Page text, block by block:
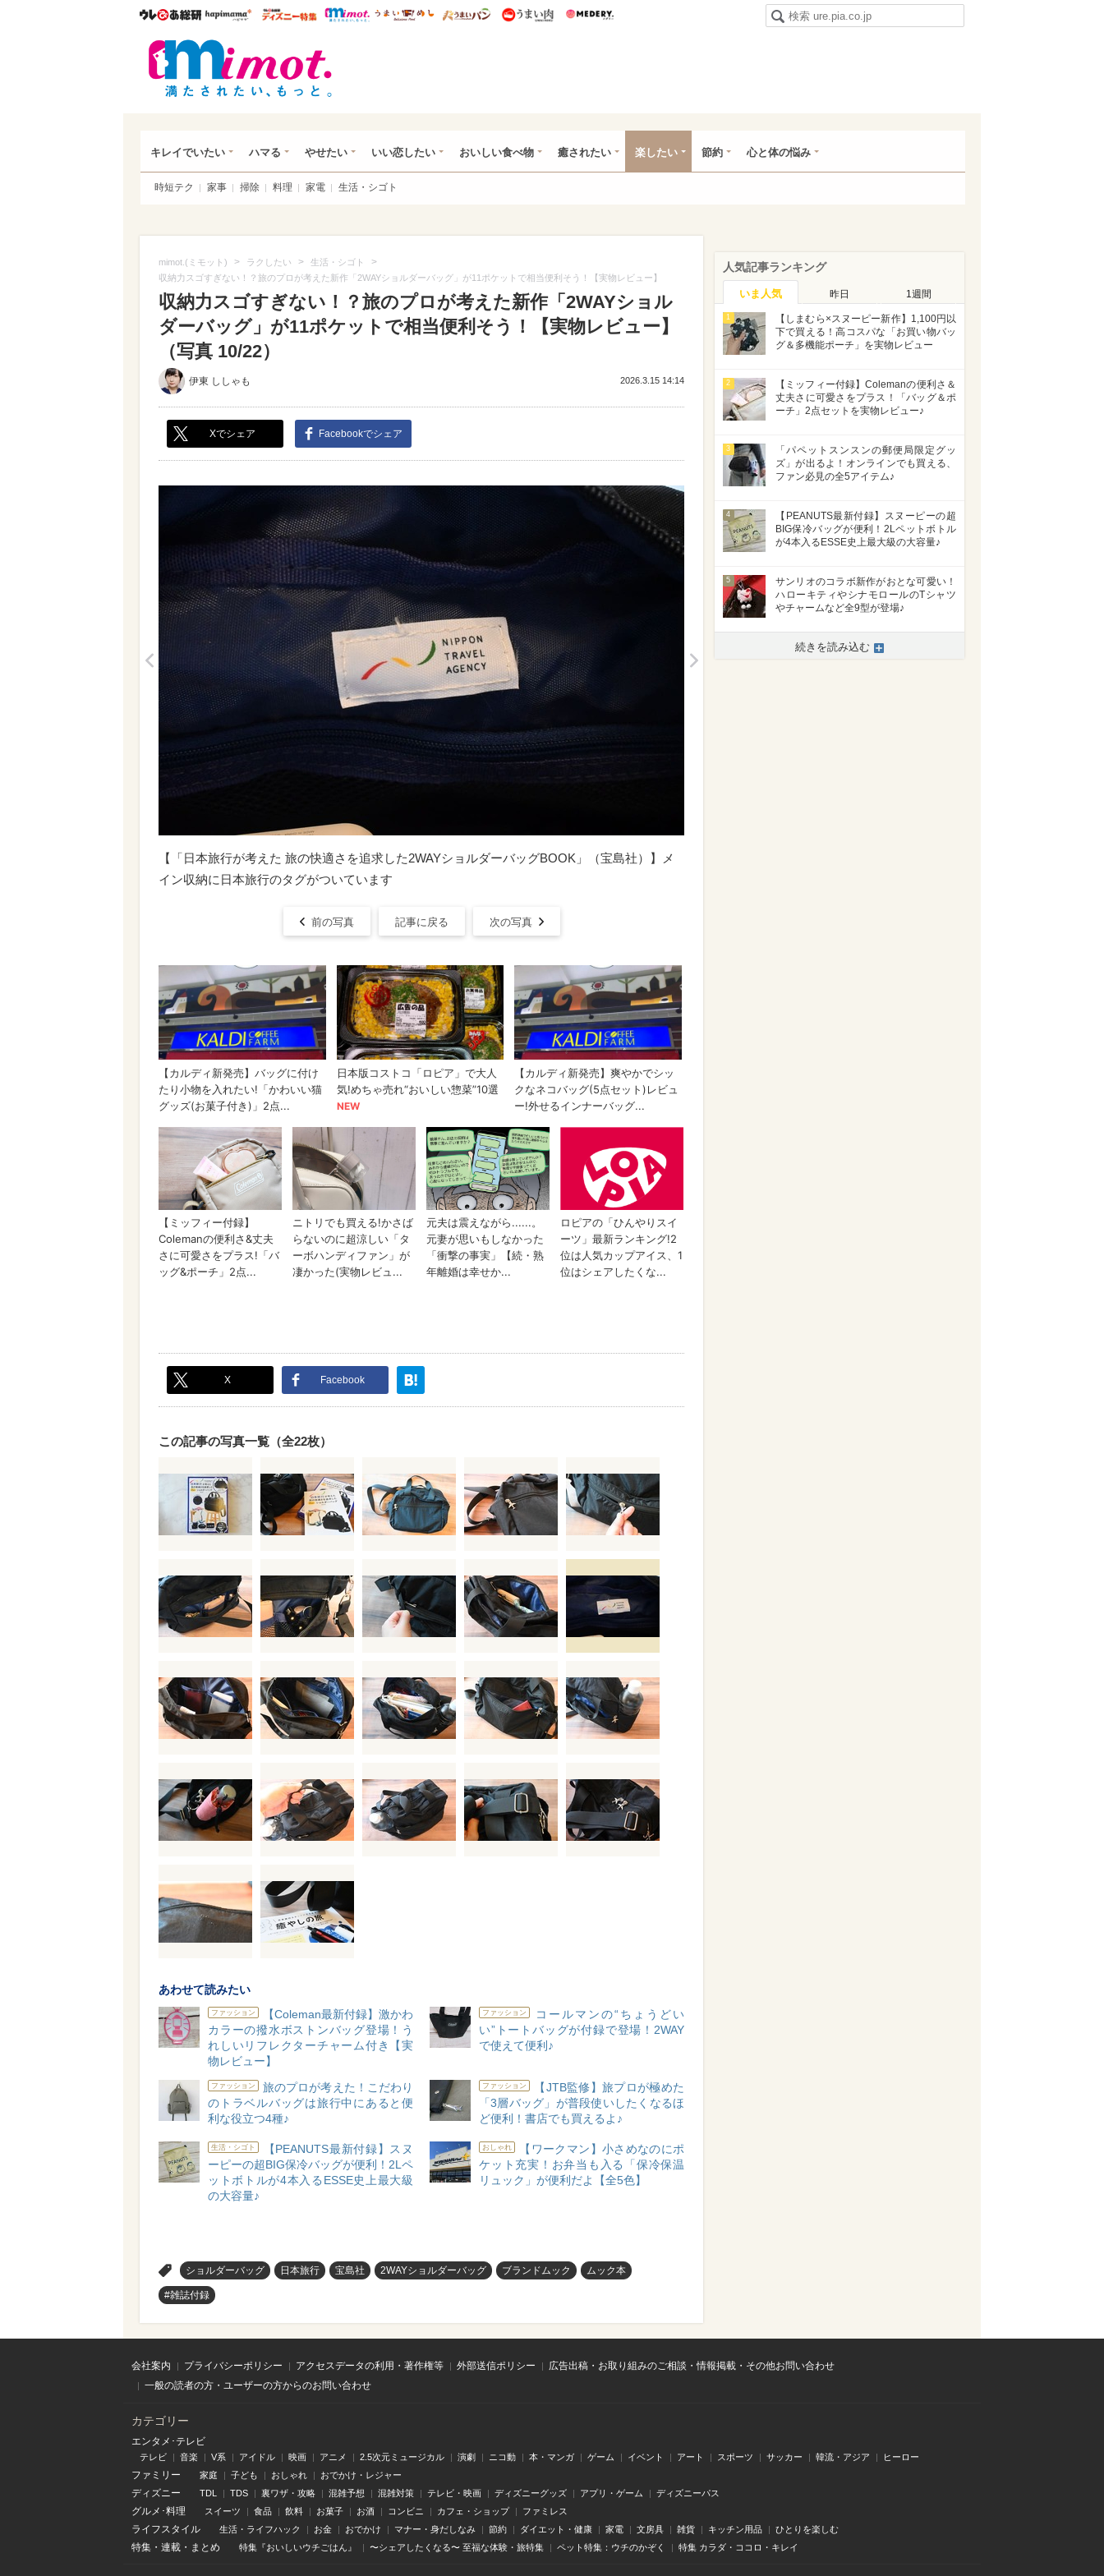
ウレぴあ総研ハピママ* ウレぴあ総研 ディズニー特集
mimot. うまいめし うまいパン うまい肉
キレイでいたい ハマる やせたい いい恋したい おいしい食べ物 癒されたい 楽したい 節約 心と体の悩み
時短テク 家事 掃除 料理 家電 生活・シゴト
mimot.(ミモット) > ラクしたい > 生活・シゴト >
収納力スゴすぎない！？旅のプロが考えた新作「2WAYショルダーバッグ」が11ポケットで相当便利そう！【実物レビュー】
収納力スゴすぎない！？旅のプロが考えた新作「2WAYショル
ダーバッグ」が11ポケットで相当便利そう！【実物レビュー】
（写真 10/22）
伊東 ししゃも 2026.3.15 14:14
Xでシェア Facebookでシェア
【「日本旅行が考えた 旅の快適さを追求した2WAYショルダーバッグBOOK」（宝島社）】メ
イン収納に日本旅行のタグがついています
前の写真 記事に戻る 次の写真
X Facebook
この記事の写真一覧（全22枚）
あわせて読みたい
ファッション
【Coleman最新付録】激かわ
カラーの撥水ボストンバッグ登場！う
れしいリフレクターチャーム付き【実
物レビュー】
ファッション
コールマンの“ちょうどい
い”トートバッグが付録で登場！2WAY
で使えて便利♪
ファッション
旅のプロが考えた！こだわり
のトラベルバッグは旅行中にあると便
利な役立つ4種♪
ファッション
【JTB監修】旅プロが極めた
「3層バッグ」が普段使いしたくなるほ
ど便利！書店でも買えるよ♪
生活・シゴト
【PEANUTS最新付録】スヌ
ーピーの超BIG保冷バッグが便利！2Lペ
ットボトルが4本入るESSE史上最大級
の大容量♪
おしゃれ
【ワークマン】小さめなのにポ
ケット充実！お弁当も入る「保冷保温
リュック」が便利だよ【全5色】
ショルダーバッグ 日本旅行 宝島社 2WAYショルダーバッグ ブランドムック ムック本
#雑誌付録
人気記事ランキング
いま人気 昨日 1週間
1
【しまむら×スヌーピー新作】1,100円以
下で買える！高コスパな「お買い物バッ
グ＆多機能ポーチ」を実物レビュー
2
【ミッフィー付録】Colemanの便利さ＆
丈夫さに可愛さをプラス！「バッグ＆ポ
ーチ」2点セットを実物レビュー♪
3
「パペットスンスンの郵便局限定グッ
ズ」が出るよ！オンラインでも買える、
ファン必見の全5アイテム♪
4
【PEANUTS最新付録】スヌーピーの超
BIG保冷バッグが便利！2Lペットボトル
が4本入るESSE史上最大級の大容量♪
5
サンリオのコラボ新作がおとな可愛い！
ハローキティやシナモロールのTシャツ
やチャームなど全9型が登場♪
続きを読み込む
会社案内 プライバシーポリシー アクセスデータの利用・著作権等 外部送信ポリシー
広告出稿・お取り組みのご相談・情報掲載・その他お問い合わせ
一般の読者の方・ユーザーの方からのお問い合わせ
カテゴリー
エンタメ･テレビ
テレビ 音楽 V系 アイドル 映画 アニメ 2.5次元ミュージカル 演劇 ニコ動 本・マンガ ゲーム イベント アート スポーツ サッカー 韓流・アジア ヒーロー
ファミリー 家庭 子ども おしゃれ おでかけ・レジャー
ディズニー TDL TDS 裏ワザ・攻略 混雑予想 混雑対策 テレビ・映画 ディズニーグッズ アプリ・ゲーム ディズニーパス
グルメ･料理 スイーツ 食品 飲料 お菓子 お酒 コンビニ カフェ・ショップ ファミレス
ライフスタイル 生活・ライフハック お金 おでかけ マナー・身だしなみ 節約 ダイエット・健康 家電 文房具 雑貨 キッチン用品 ひとりを楽しむ
特集 ・ 連載 ・ まとめ 特集『おいしいウチごはん』 〜シェアしたくなる〜 至福な体験・旅特集 ペット特集：ウチのかぞく 特集 カラダ・ココロ・キレイ